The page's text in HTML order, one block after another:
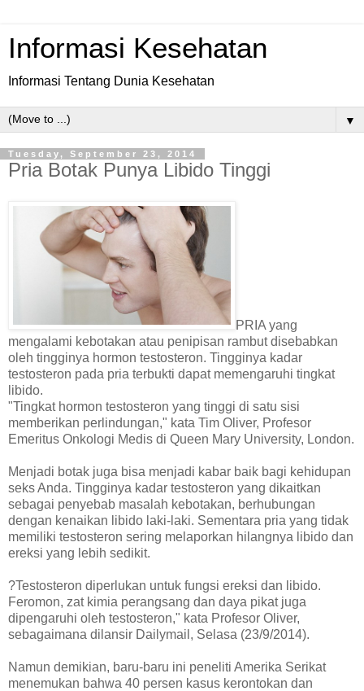
Informasi Kesehatan
Informasi Tentang Dunia Kesehatan
▼
Tuesday, September 23, 2014
Pria Botak Punya Libido Tinggi
PRIA yang
mengalami kebotakan atau penipisan rambut disebabkan
oleh tingginya hormon testosteron. Tingginya kadar
testosteron pada pria terbukti dapat memengaruhi tingkat
libido.
"Tingkat hormon testosteron yang tinggi di satu sisi
memberikan perlindungan," kata Tim Oliver, Profesor
Emeritus Onkologi Medis di Queen Mary University, London.
Menjadi botak juga bisa menjadi kabar baik bagi kehidupan
seks Anda. Tingginya kadar testosteron yang dikaitkan
sebagai penyebab masalah kebotakan, berhubungan
dengan kenaikan libido laki-laki. Sementara pria yang tidak
memiliki testosteron sering melaporkan hilangnya libido dan
ereksi yang lebih sedikit.
?Testosteron diperlukan untuk fungsi ereksi dan libido.
Feromon, zat kimia perangsang dan daya pikat juga
dipengaruhi oleh testosteron," kata Profesor Oliver,
sebagaimana dilansir Dailymail, Selasa (23/9/2014).
Namun demikian, baru-baru ini peneliti Amerika Serikat
menemukan bahwa 40 persen kasus kerontokan dan